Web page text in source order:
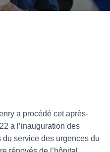
a procédé cet après-
a l’inauguration des
service des urgences du